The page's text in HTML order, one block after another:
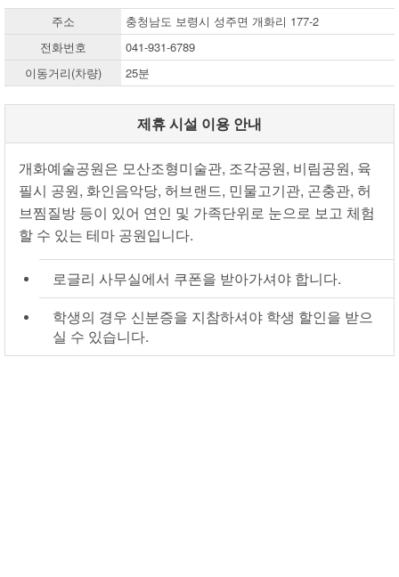
주소
충청남도 보령시 성주면 개화리 177-2
전화번호
041-931-6789
이동거리(차량)
25분
제휴 시설 이용 안내
개화예술공원은 모산조형미술관, 조각공원, 비림공원, 육
필시 공원, 화인음악당, 허브랜드, 민물고기관, 곤충관, 허
브찜질방 등이 있어 연인 및 가족단위로 눈으로 보고 체험
할 수 있는 테마 공원입니다.
로글리 사무실에서 쿠폰을 받아가셔야 합니다.
학생의 경우 신분증을 지참하셔야 학생 할인을 받으
실 수 있습니다.